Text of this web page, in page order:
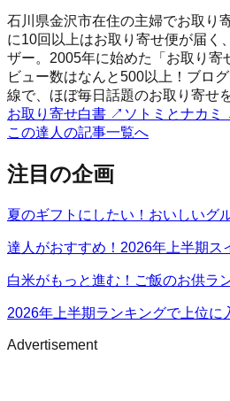
石川県金沢市在住の主婦でお取り
に10回以上はお取り寄せ便が届く
ザー。2005年に始めた「お取り寄
ビュー数はなんと500以上！ブロ
線で、ほぼ毎日話題のお取り寄せ
お取り寄せ白書 ↗ ソトミとナカミ
この達人の記事一覧へ
注目の企画
夏のギフトにしたい！おいしいグ
達人がおすすめ！2026年上半期ス
白米がもっと進む！ご飯のお供ラ
2026年上半期ランキングで上位に
Advertisement